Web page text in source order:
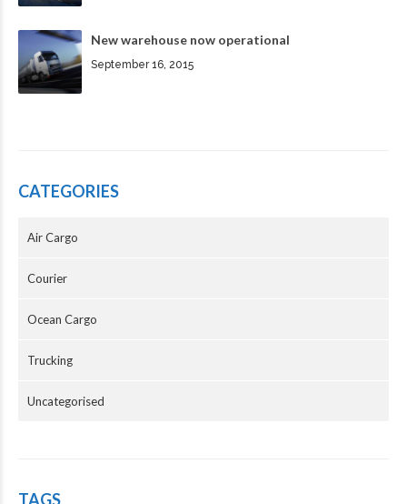
New warehouse now operational
September 16, 2015
CATEGORIES
Air Cargo
Courier
Ocean Cargo
Trucking
Uncategorised
TAGS